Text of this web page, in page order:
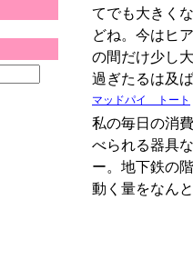
てでも大きく
どね。今はヒ
の間だけ少し
過ぎたるは及
マッドパイ トート
私の毎日の消
べられる器具
ー。地下鉄の
動く量をなん